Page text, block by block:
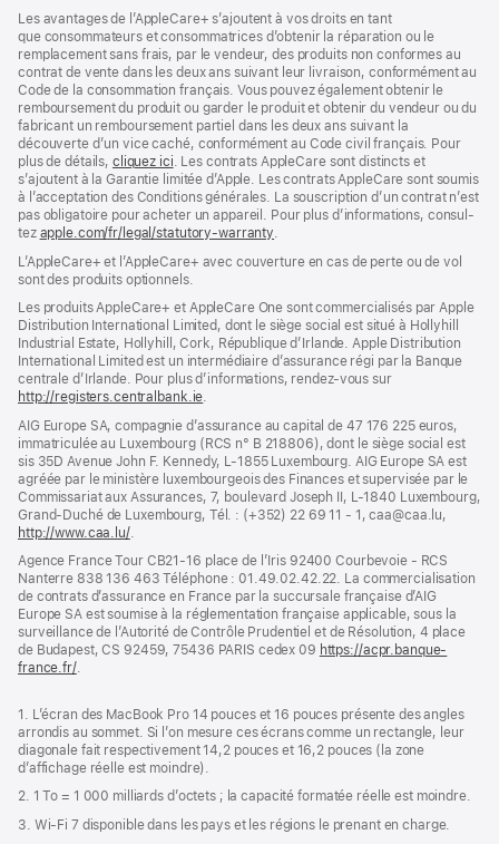
Les avan­tages de l’AppleCare+ s’ajoutent à vos droits en tant
que consommateurs et consommatrices d’obtenir la réparation ou le
rempla­cement sans frais, par le vendeur, des pro­duits non conformes au
contrat de vente dans les deux ans suivant leur livraison, conformément au
Code de la consom­mation français. Vous pouvez égale­ment obtenir le
rembour­sement du produit ou garder le produit et obtenir du vendeur ou du
fabricant un rembour­sement partiel dans les deux ans suivant la
découverte d’un vice caché, conformément au Code civil français. Pour
plus de détails, cliquez ici(s’ouvre
dans
une
nouvelle
fenêtre)
. Les contrats AppleCare sont distincts et
s’ajoutent à la Garantie limitée d’Apple. Les contrats AppleCare sont soumis
à l’acceptation des Conditions générales. La souscription d’un contrat n’est
pas obligatoire pour acheter un appa­reil. Pour plus d’infor­mations, consul­
tez apple.com/fr/legal/statutory-warranty(s’ouvre
une
fenêtre)
.
L’AppleCare+ et l’AppleCare+ avec couver­ture en cas de perte ou de vol
sont des pro­duits optionnels.
Les produits AppleCare+ et AppleCare One sont commercialisés par Apple
Distribution International Limited, dont le siège social est situé à Hollyhill
Industrial Estate, Hollyhill, Cork, République d’Irlande. Apple Distribution
International Limited est un intermédiaire d’assurance régi par la Banque
centrale d’Irlande. Pour plus d’informations, rendez-vous sur
http://registers.centralbank.ie(s’ouvre
une
nouvelle
fenêtre)
.
AIG Europe SA, compagnie d’assurance au capital de 47 176 225 euros,
immatriculée au Luxembourg (RCS n° B 218806), dont le siège social est
sis 35D Avenue John F. Kennedy, L-1855 Luxembourg. AIG Europe SA est
agréée par le ministère luxembourgeois des Finances et supervisée par le
Commissariat aux Assurances, 7, boulevard Joseph II, L-1840 Luxembourg,
Grand-Duché de Luxembourg, Tél. : (+352) 22 69 11 - 1, caa@caa.lu,
http://www.caa.lu/(s’ouvre
une
nouvelle
fenêtre)
.
Agence France Tour CB21-16 place de l’Iris 92400 Courbevoie - RCS
Nanterre 838 136 463 Téléphone : 01.49.02.42.22. La commercialisation
de contrats d’assurance en France par la succursale française d’AIG
Europe SA est soumise à la réglementation française applicable, sous la
surveillance de l’Autorité de Contrôle Prudentiel et de Résolution, 4 place
de Budapest, CS 92459, 75436 PARIS cedex 09 https://acpr.banque-
france.fr/(s’ouvre
nouvelle
fenêtre)
.
1. L’écran des MacBook Pro 14 pouces et 16 pouces présente des angles
arrondis au sommet. Si l’on mesure ces écrans comme un rectangle, leur
diagonale fait respectivement 14,2 pouces et 16,2 pouces (la zone
d’affichage réelle est moindre).
2. 1 To = 1 000 milliards d’octets ; la capacité formatée réelle est moindre.
3. Wi-Fi 7 disponible dans les pays et les régions le prenant en charge.